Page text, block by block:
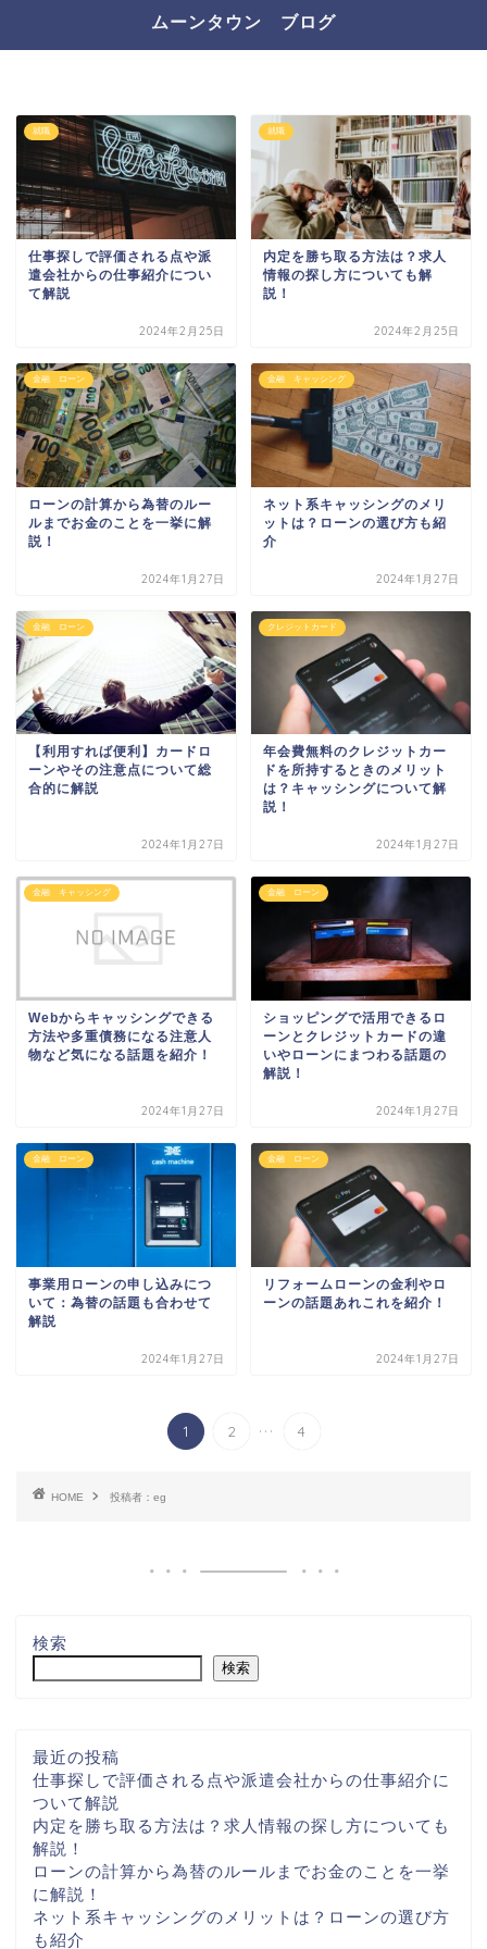
ムーンタウン ブログ
就職
仕事探しで評価される点や派
遣会社からの仕事紹介につい
て解説
2024年2月25日
就職
内定を勝ち取る方法は？求人
情報の探し方についても解
説！
2024年2月25日
金融 ローン
ローンの計算から為替のルー
ルまでお金のことを一挙に解
説！
2024年1月27日
金融 キャッシング
ネット系キャッシングのメリ
ットは？ローンの選び方も紹
介
2024年1月27日
金融 ローン
【利用すれば便利】カードロ
ーンやその注意点について総
合的に解説
2024年1月27日
クレジットカード
年会費無料のクレジットカー
ドを所持するときのメリット
は？キャッシングについて解
説！
2024年1月27日
金融 キャッシング
Webからキャッシングできる
方法や多重債務になる注意人
物など気になる話題を紹介！
2024年1月27日
金融 ローン
ショッピングで活用できるロ
ーンとクレジットカードの違
いやローンにまつわる話題の
解説！
2024年1月27日
金融 ローン
事業用ローンの申し込みにつ
いて：為替の話題も合わせて
解説
2024年1月27日
金融 ローン
リフォームローンの金利やロ
ーンの話題あれこれを紹介！
2024年1月27日
1 2 ... 4
HOME 投稿者：eg
検索
検索
最近の投稿
仕事探しで評価される点や派遣会社からの仕事紹介に
ついて解説
内定を勝ち取る方法は？求人情報の探し方についても
解説！
ローンの計算から為替のルールまでお金のことを一挙
に解説！
ネット系キャッシングのメリットは？ローンの選び方
も紹介